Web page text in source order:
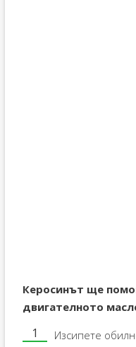
Керосинът ще
двигателното
Изсипете